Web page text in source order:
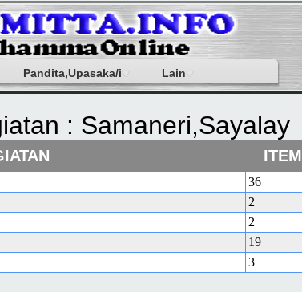
Pandita,Upasaka/i Lain
: Samaneri,Sayalay
ITEM
36
2
2
19
3